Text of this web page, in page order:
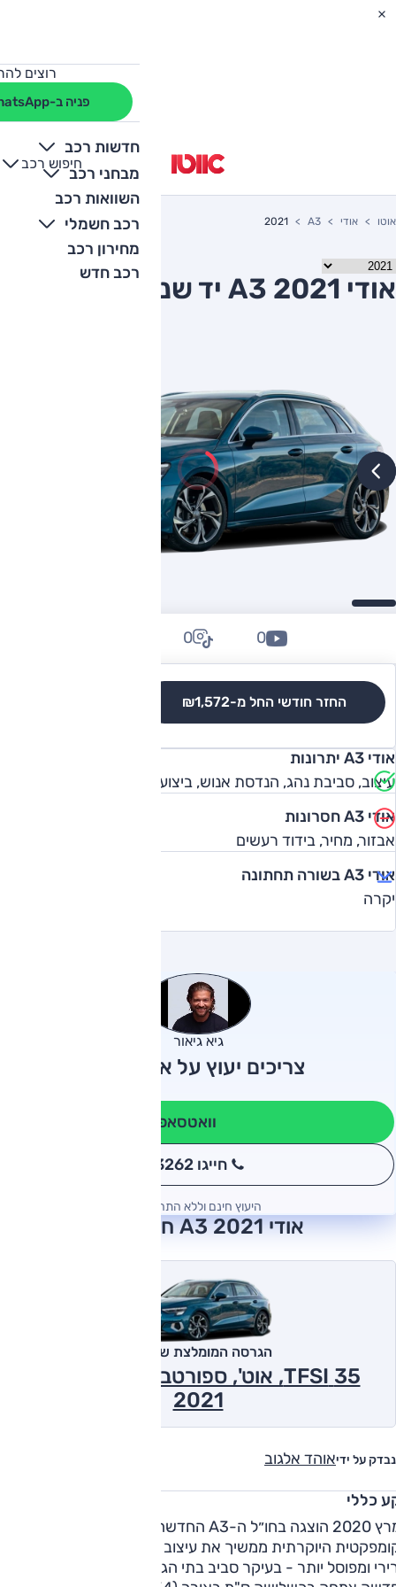
רוצים
פניה ב-WhatsApp
חדשות רכב
מבחני רכב
השוואות רכב
רכב חשמלי
מחירון רכב
רכב חדש
חיפוש רכב
+
-
אוטו אודי A3
2021
אודי A3 2021 יד שניה
החזר חודשי החל מ-₪1,572
0
0
אודי A3 יתרונות
עיצוב, סביבת נהג, הנדסת אנוש, ביצועים, צריכת דלק
אודי A3 חסרונות
אבזור, מחיר, בידוד רעשים
אודי A3 בשורה תחתונה
יקרה
גיא גיאור
צריכים יעוץ על אודי A3?
וואטסאפ
חייגו 3262
היעוץ חינם וללא התחייבות
אודי A3 2021 חוות דעת
נבדק על ידיאוהד אלגוב
הגרסה המומלצת של אוטו
2021
כללי
במרץ 2020 הוצגה בחו״ל ה-A3 החדשה. הדור הרביעי של
היוקרתית ממשיך את עיצוב קודמו, אך עם מראה מעט
ומפוסל יותר - בעיקר סביב בתי הגלגלים ובחרטום. המכונית